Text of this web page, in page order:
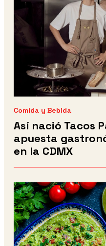
Comida y Bebida
Así nació Tacos
apuesta
en la CDMX